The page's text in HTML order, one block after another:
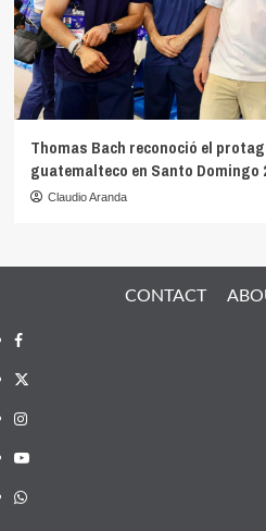
Thomas Bach reconoció el
guatemalteco en Santo Domingo
Claudio Aranda
CONTACT
Facebook
X
Instagram
YouTube
Whatsapp